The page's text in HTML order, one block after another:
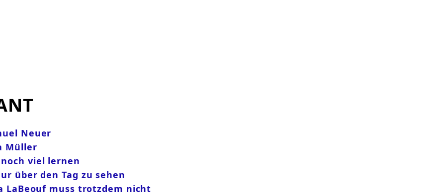
Neuer
Müller
viel lernen
über den Tag zu sehen
LaBeouf muss trotzdem nicht